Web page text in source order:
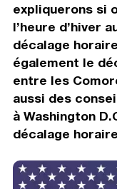
expliquerons si
l’heure d’hiver
décalage
également le
entre les
aussi des
à Washington
décalage